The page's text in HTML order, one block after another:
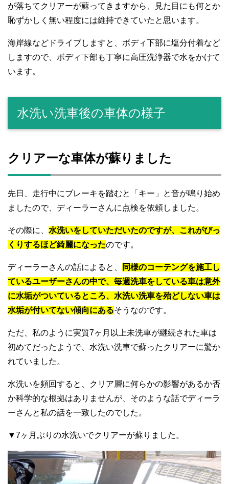
が落ちてクリアーが蘇ってきますから、見た目にも何とか
恥ずかしく無い程度には維持できていたと思います。
海岸線などドライブしますと、ボディ下部に塩分付着など
しますので、ボディ下部も丁寧に高圧洗浄器で水をかけて
います。
水洗い洗車後の車体の様子
クリアーな車体が蘇りました
先日、走行中にブレーキを踏むと「キー」と音が鳴り始め
ましたので、ディーラーさんに点検を依頼しました。
その際に、 水洗いをしていただいたのですが、これがびっ
くりするほど綺麗になったのです。
ディーラーさんの話によると、
同様のコーテングを施工し
ているユーザーさんの中で、毎週洗車をしている車は意外
に水垢がついているところ、水洗い洗車を殆どしない車は
水垢が付いてない傾向にあるそうなのです。
ただ、私のように実質7ヶ月以上未洗車が継続された車は
初めてだったようで、水洗い洗車で蘇ったクリアーに驚か
れていました。
水洗いを頻回すると、クリア層に何らかの影響があるか否
か科学的な根拠はありませんが、そのような話でディーラ
ーさんと私の話を一致したのでした。
▼7ヶ月ぶりの水洗いでクリアーが蘇りました。